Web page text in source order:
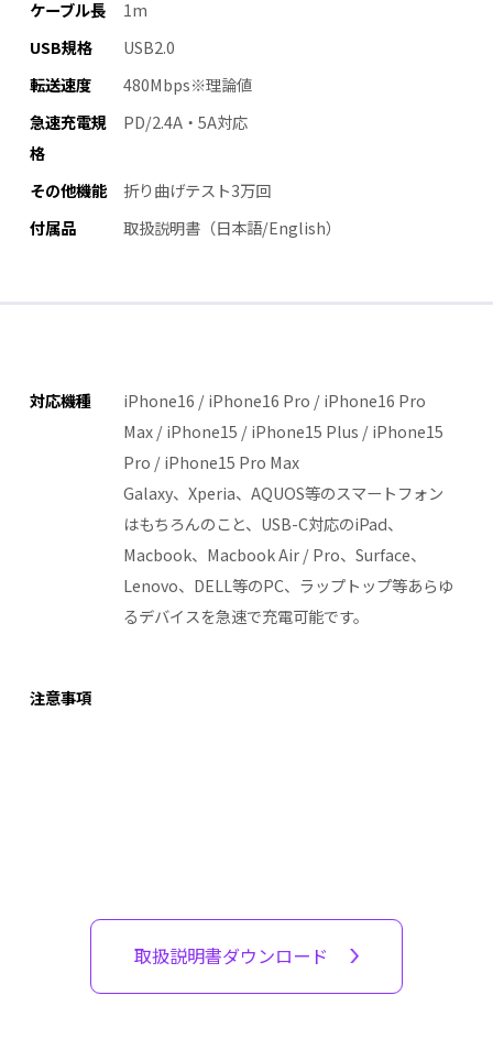
ケーブル長
1m
USB規格
USB2.0
転送速度
480Mbps※理論値
急速充電規
格
PD/2.4A・5A対応
その他機能
折り曲げテスト3万回
付属品
取扱説明書（日本語/English）
対応機種
iPhone16 / iPhone16 Pro / iPhone16 Pro
Max / iPhone15 / iPhone15 Plus / iPhone15
Pro / iPhone15 Pro Max
Galaxy、Xperia、AQUOS等のスマートフォン
はもちろんのこと、USB-C対応のiPad、
Macbook、Macbook Air / Pro、Surface、
Lenovo、DELL等のPC、ラップトップ等あらゆ
るデバイスを急速で充電可能です。
注意事項
取扱説明書ダウンロード